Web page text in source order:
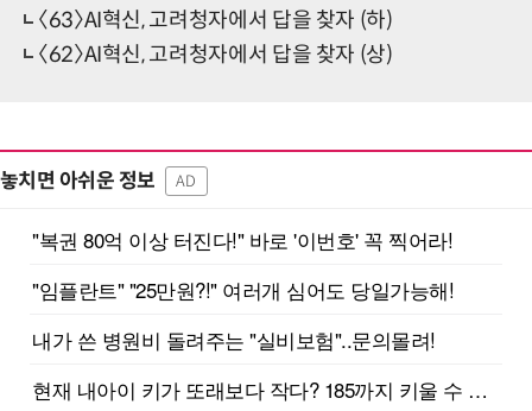
〈63〉AI혁신, 고려청자에서 답을 찾자 (하)
〈62〉AI혁신, 고려청자에서 답을 찾자 (상)
놓치면 아쉬운 정보 AD